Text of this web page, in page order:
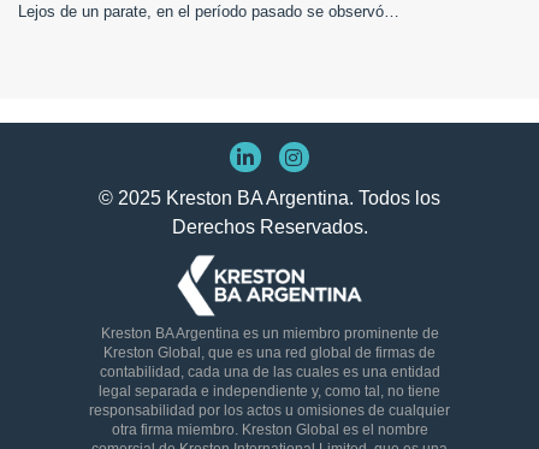
Lejos de un parate, en el período pasado se observó…
© 2025 Kreston BA Argentina. Todos los
Derechos Reservados.
Kreston BA Argentina es un miembro prominente de
Kreston Global, que es una red global de firmas de
contabilidad, cada una de las cuales es una entidad
legal separada e independiente y, como tal, no tiene
responsabilidad por los actos u omisiones de cualquier
otra firma miembro. Kreston Global es el nombre